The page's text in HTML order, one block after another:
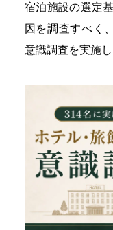
宿泊施設の選定
因を調査すべく
意識調査を実施し